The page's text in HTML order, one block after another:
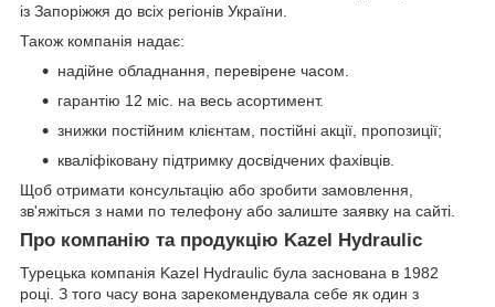
із Запоріжжя до всіх регіонів України.
Також компанія надає:
надійне обладнання, перевірене часом.
гарантію 12 міс. на весь асортимент.
знижки постійним клієнтам, постійні акції, пропозиції;
кваліфіковану підтримку досвідчених фахівців.
Щоб отримати консультацію або зробити замовлення,
зв'яжіться з нами по телефону або залиште заявку на сайті.
Про компанію та продукцію Kazel Hydraulic
Турецька компанія Kazel Hydraulic була заснована в 1982
році. З того часу вона зарекомендувала себе як один з